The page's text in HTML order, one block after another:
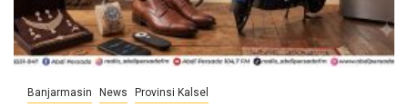
Banjarmasin News Provinsi Kalsel